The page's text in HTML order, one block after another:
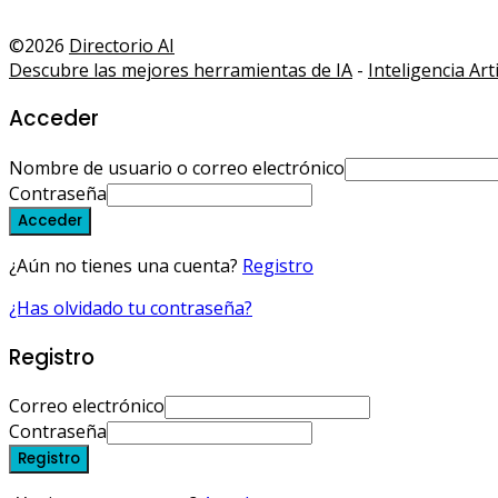
©2026 Directorio AI
Descubre las mejores herramientas de IA - Inteligencia
Acceder
Nombre de usuario o correo electrónico
Contraseña
Acceder
¿Aún no tienes una cuenta? Registro
¿Has olvidado tu contraseña?
Registro
Correo electrónico
Contraseña
Registro